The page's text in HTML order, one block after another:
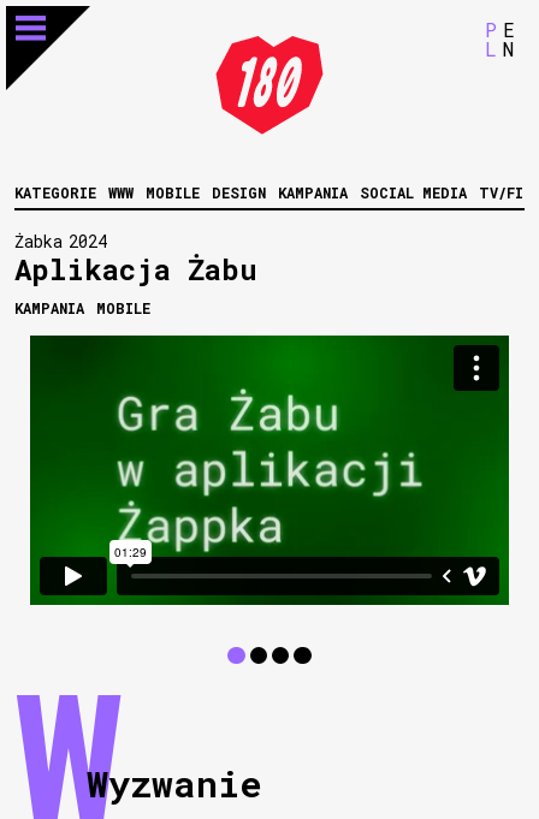
P
L
E
N
KATEGORIE WWW MOBILE DESIGN KAMPANIA SOCIAL MEDIA TV/
Żabka 2024
Aplikacja Żabu
KAMPANIA MOBILE
Wyzwanie